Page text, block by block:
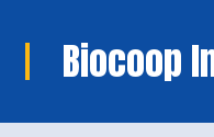
Biocoop